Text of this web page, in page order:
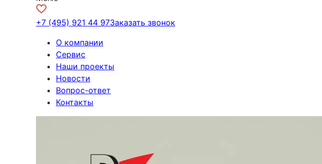
+7 (495) 921 44 97Заказать звонок
О компании
Сервис
Наши проекты
Новости
Вопрос-ответ
Контакты